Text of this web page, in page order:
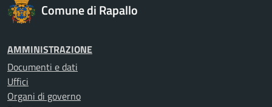
Comune di Rapallo
AMMINISTRAZIONE
Documenti e dati
Uffici
Organi di governo